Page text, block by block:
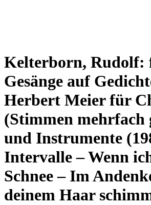
Kelterborn, Rudolf:
Gesänge auf
Herbert Meier für
(Stimmen mehrfach
und Instrumente
Intervalle – Wenn
Schnee – Im
deinem Haar